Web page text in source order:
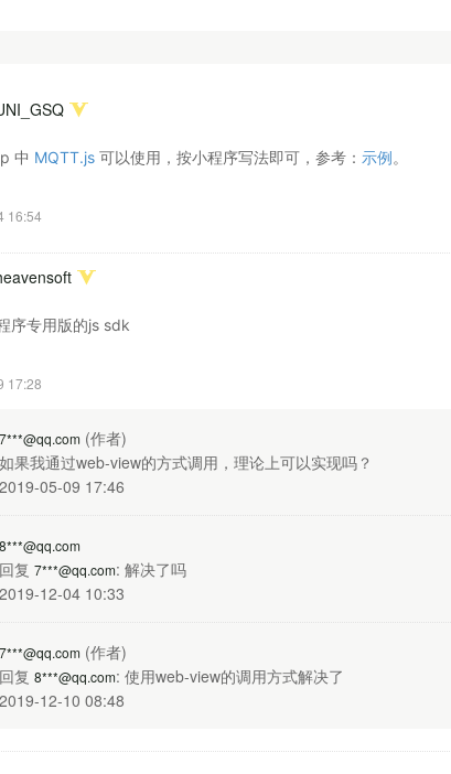
中 MQTT.js 可以使用，按小程序写法即可，参考： 示例。
16:54
序专用版的js sdk
17:28
7***@qq.com (作者)
如果我通过web-view的方式调用，理论上可以实现吗？
2019-05-09 17:46
8***@qq.com
回复 7***@qq.com: 解决了吗
2019-12-04 10:33
7***@qq.com (作者)
回复 8***@qq.com: 使用web-view的调用方式解决了
2019-12-10 08:48